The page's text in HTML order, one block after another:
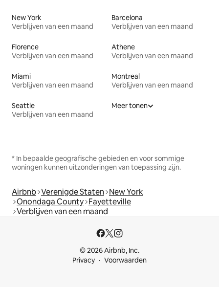
New York
Verblijven van een maand
Barcelona
Verblijven van een maand
Florence
Verblijven van een maand
Athene
Verblijven van een maand
Miami
Verblijven van een maand
Montreal
Verblijven van een maand
Seattle
Verblijven van een maand
Meer tonen
* In bepaalde geografische gebieden en voor sommige
woningen kunnen uitzonderingen van toepassing zijn.
Airbnb Verenigde Staten New York
Onondaga County Fayetteville
Verblijven van een maand
© 2026 Airbnb, Inc.
Privacy
Voorwaarden